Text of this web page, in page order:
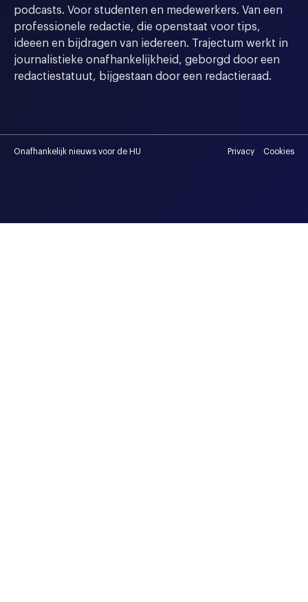
podcasts. Voor studenten en medewerkers. Van een
professionele redactie, die openstaat voor tips,
ideeen en bijdragen van iedereen. Trajectum werkt in
journalistieke onafhankelijkheid, geborgd door een
redactiestatuut, bijgestaan door een redactieraad.
Onafhankelijk nieuws voor de HU Privacy Cookies